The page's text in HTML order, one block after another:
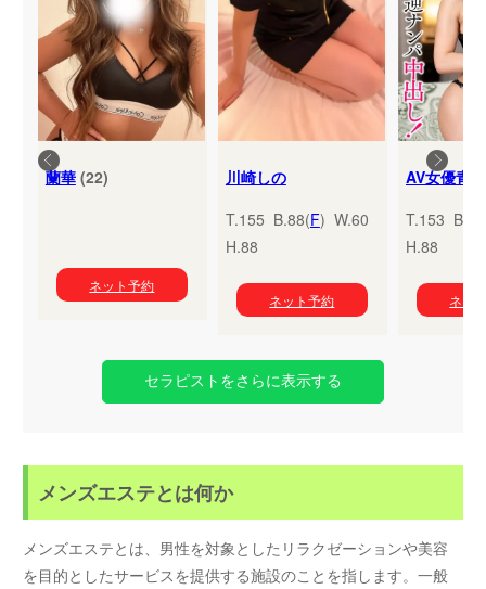
蘭華(22)
ネット予約
川崎しの
T.155 B.88(F) W.60
H.88
ネット予約
T.153
H.88
ネッ
セラピストをさらに表示する
メンズエステとは何か
メンズエステとは、男性を対象としたリラクゼーションや美容
を目的としたサービスを提供する施設のことを指します。一般